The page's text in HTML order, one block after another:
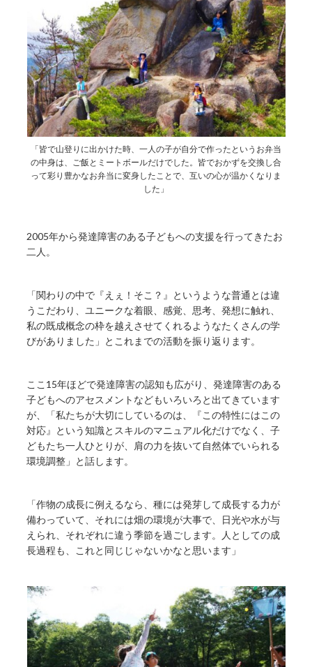
「皆で山登りに出かけた時、一人の子が自分で作ったというお弁当
の中身は、ご飯とミートボールだけでした。皆でおかずを交換し合
って彩り豊かなお弁当に変身したことで、互いの心が温かくなりま
した」
2005年から発達障害のある子どもへの支援を行ってきたお
二人。
「関わりの中で『えぇ！そこ？』というような普通とは違
うこだわり、ユニークな着眼、感覚、思考、発想に触れ、
私の既成概念の枠を越えさせてくれるようなたくさんの学
びがありました」とこれまでの活動を振り返ります。
ここ15年ほどで発達障害の認知も広がり、発達障害のある
子どもへのアセスメントなどもいろいろと出てきています
が、「私たちが大切にしているのは、『この特性にはこの
対応』という知識とスキルのマニュアル化だけでなく、子
どもたち一人ひとりが、肩の力を抜いて自然体でいられる
環境調整」と話します。
「作物の成長に例えるなら、種には発芽して成長する力が
備わっていて、それには畑の環境が大事で、日光や水が与
えられ、それぞれに違う季節を過ごします。人としての成
長過程も、これと同じじゃないかなと思います」